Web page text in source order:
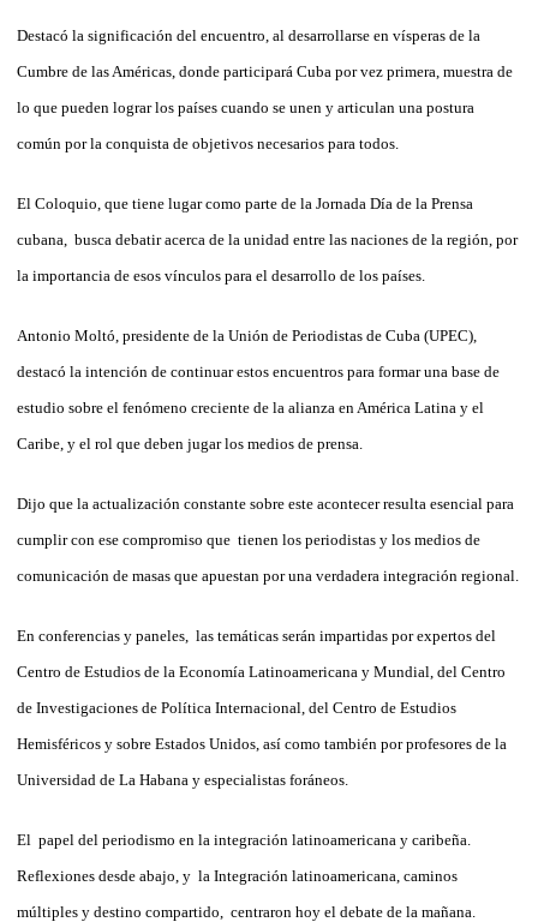
Destacó la significación del encuentro, al desarrollarse en vísperas de la
Cumbre de las Américas, donde participará Cuba por vez primera, muestra de
lo que pueden lograr los países cuando se unen y articulan una postura
común por la conquista de objetivos necesarios para todos.
El Coloquio, que tiene lugar como parte de la Jornada Día de la Prensa
cubana, busca debatir acerca de la unidad entre las naciones de la región, por
la importancia de esos vínculos para el desarrollo de los países.
Antonio Moltó, presidente de la Unión de Periodistas de Cuba (UPEC),
destacó la intención de continuar estos encuentros para formar una base de
estudio sobre el fenómeno creciente de la alianza en América Latina y el
Caribe, y el rol que deben jugar los medios de prensa.
Dijo que la actualización constante sobre este acontecer resulta esencial para
cumplir con ese compromiso que tienen los periodistas y los medios de
comunicación de masas que apuestan por una verdadera integración regional.
En conferencias y paneles, las temáticas serán impartidas por expertos del
Centro de Estudios de la Economía Latinoamericana y Mundial, del Centro
de Investigaciones de Política Internacional, del Centro de Estudios
Hemisféricos y sobre Estados Unidos, así como también por profesores de la
Universidad de La Habana y especialistas foráneos.
El papel del periodismo en la integración latinoamericana y caribeña.
Reflexiones desde abajo, y la Integración latinoamericana, caminos
múltiples y destino compartido, centraron hoy el debate de la mañana.